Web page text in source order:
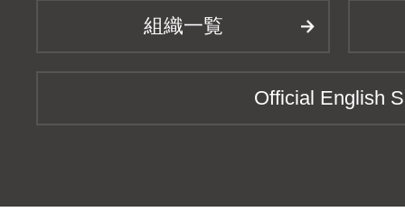
組織一覧
Official English